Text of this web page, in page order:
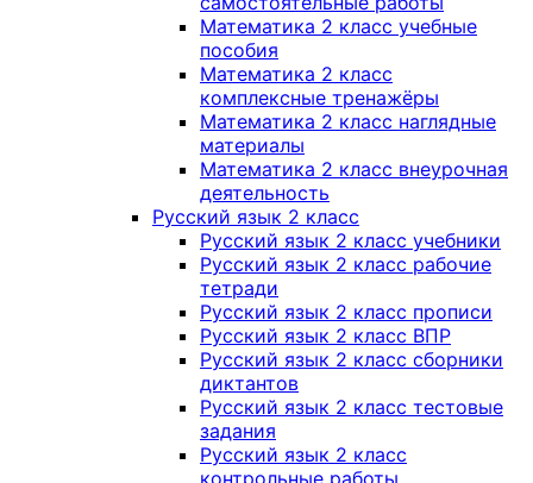
Математика 2 класс учебные
пособия
Математика 2 класс
комплексные тренажёры
Математика 2 класс наглядные
материалы
Математика 2 класс внеурочная
деятельность
Русский язык 2 класс
Русский язык 2 класс учебники
Русский язык 2 класс рабочие
тетради
Русский язык 2 класс прописи
Русский язык 2 класс ВПР
Русский язык 2 класс сборники
диктантов
Русский язык 2 класс тестовые
задания
Русский язык 2 класс
контрольные работы